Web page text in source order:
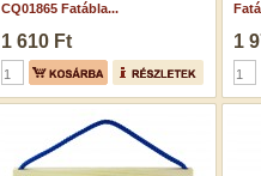
CQ01865 Fatábla...
1 610 Ft 1